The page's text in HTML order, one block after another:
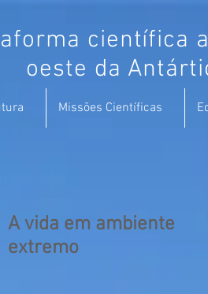
oeste da
Missões Científicas
A vida em ambiente
extremo